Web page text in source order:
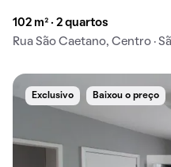
102 m² · 2 quartos
Rua São Caetano, Centro ·
Exclusivo Baixou o preço